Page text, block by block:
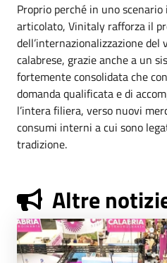
Proprio perché in uno
articolato, Vinitaly rafforza il
dell’internazionalizzazione
calabrese, grazie anche a un
fortemente consolidata che
domanda qualificata e di
l’intera filiera, verso nuovi
consumi interni a cui sono
tradizione.
Altre